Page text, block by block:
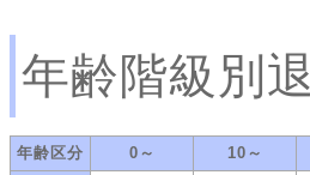
年齢階級別
年齢区分 0～ 10～